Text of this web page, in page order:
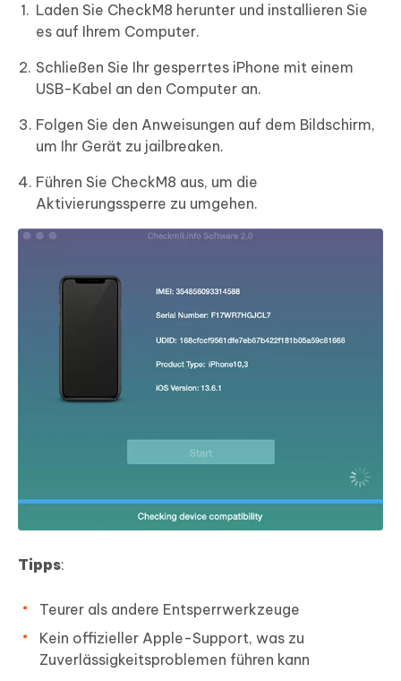
Laden Sie CheckM8 herunter und installieren Sie
es auf Ihrem Computer.
Schließen Sie Ihr gesperrtes iPhone mit einem
USB-Kabel an den Computer an.
Folgen Sie den Anweisungen auf dem Bildschirm,
um Ihr Gerät zu jailbreaken.
Führen Sie CheckM8 aus, um die
Aktivierungssperre zu umgehen.
Tipps:
Teurer als andere Entsperrwerkzeuge
Kein offizieller Apple-Support, was zu
Zuverlässigkeitsproblemen führen kann